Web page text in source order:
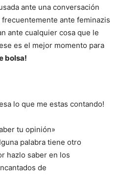
ante una conversación
ante feminazis
ante cualquier cosa que le
es el mejor momento para
bolsa!
lo que me estas contando!
tu opinión»
palabra tiene otro
hazlo saber en los
de